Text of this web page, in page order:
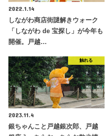
2022.1.14
しながわ商店街謎解きウォーク
「しながわ de 宝探し」が今年も
開催。戸越…
触れる
2023.11.4
銀ちゃんこと戸越銀次郎、戸越